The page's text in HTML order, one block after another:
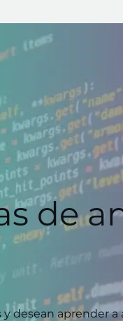
de
desean aprender